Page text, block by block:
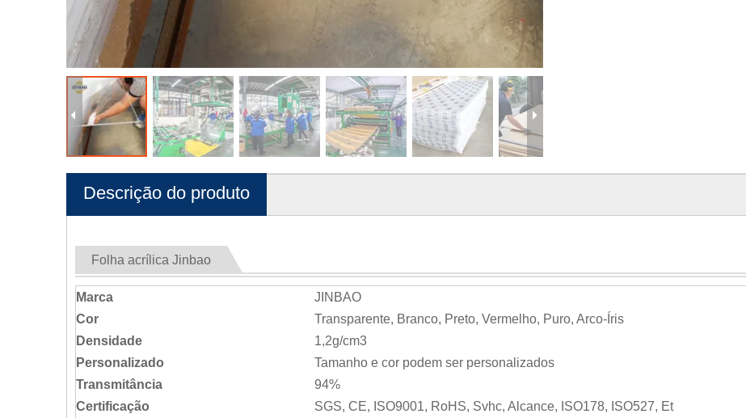
Descrição do produto
Folha acrílica Jinbao
Marca
JINBAO
Cor
Transparente, Branco, Preto, Vermelho, Puro, Arco-Íris
Densidade
1,2g/cm3
Personalizado
Tamanho e cor podem ser personalizados
Transmitância
94%
Certificação
SGS, CE, ISO9001, RoHS, Svhc, Alcance, ISO178, ISO527, Et